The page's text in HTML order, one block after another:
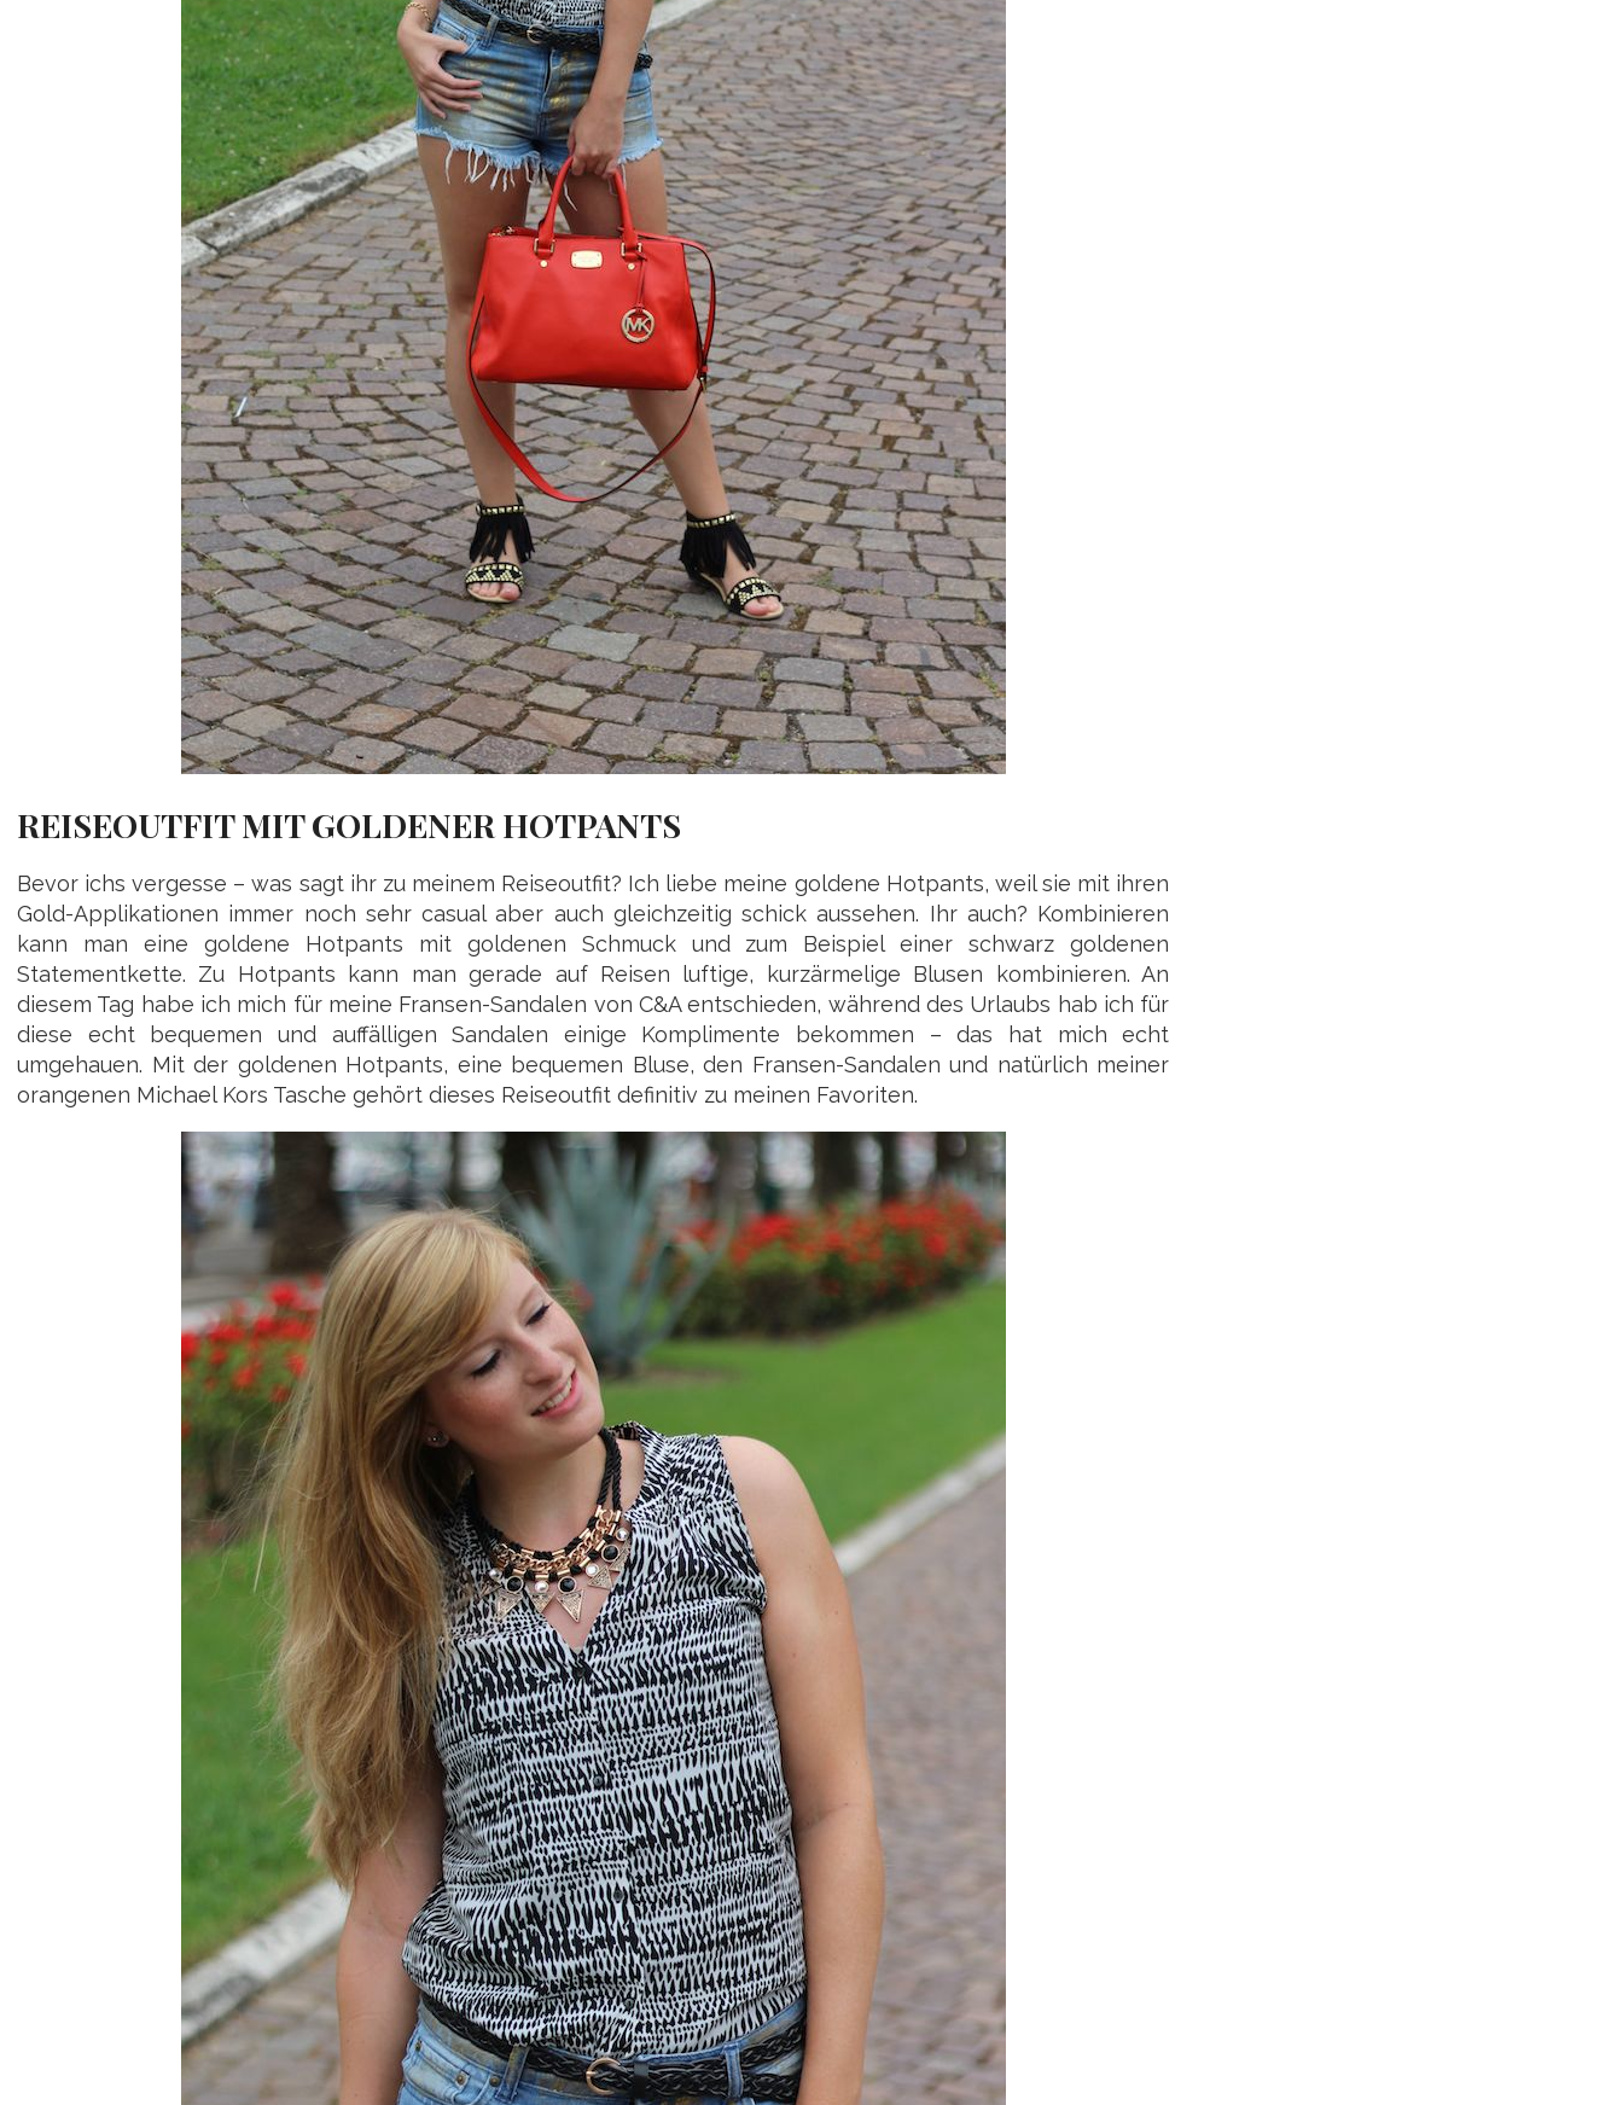
REISEOUTFIT MIT GOLDENER HOTPANTS
Bevor ichs vergesse – was sagt ihr zu meinem Reiseoutfit? Ich liebe meine goldene Hotpants, weil sie mit ihren
Gold-Applikationen immer noch sehr casual aber auch gleichzeitig schick aussehen. Ihr auch? Kombinieren
kann man eine goldene Hotpants mit goldenen Schmuck und zum Beispiel einer schwarz goldenen
Statementkette. Zu Hotpants kann man gerade auf Reisen luftige, kurzärmelige Blusen kombinieren. An
diesem Tag habe ich mich für meine Fransen-Sandalen von C&A entschieden, während des Urlaubs hab ich für
diese echt bequemen und auffälligen Sandalen einige Komplimente bekommen – das hat mich echt
umgehauen. Mit der goldenen Hotpants, eine bequemen Bluse, den Fransen-Sandalen und natürlich meiner
orangenen Michael Kors Tasche gehört dieses Reiseoutfit definitiv zu meinen Favoriten.